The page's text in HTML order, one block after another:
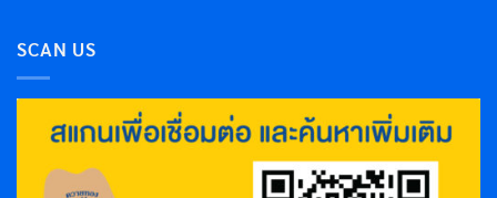
SCAN US